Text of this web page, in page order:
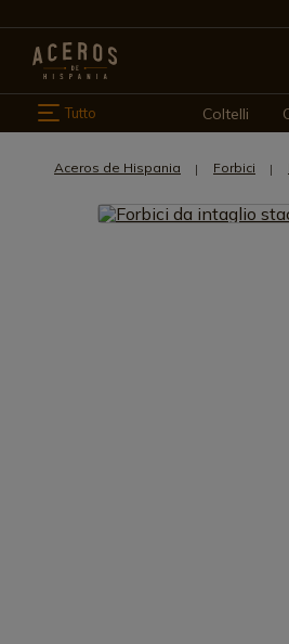
Tutto Coltelli
Aceros de Hispania Forbici